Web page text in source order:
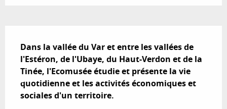
Dans la vallée du Var et entre les vallées de
l'Estéron, de l'Ubaye, du Haut-Verdon et de la
Tinée, l'Ecomusée étudie et présente la vie
quotidienne et les activités économiques et
sociales d'un territoire.